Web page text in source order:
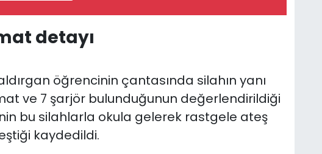
detayı
öğrencinin çantasında silahın yanı
ve 7 şarjör bulunduğunun değerlendirildiği
bu silahlarla okula gelerek rastgele ateş
kaydedildi.